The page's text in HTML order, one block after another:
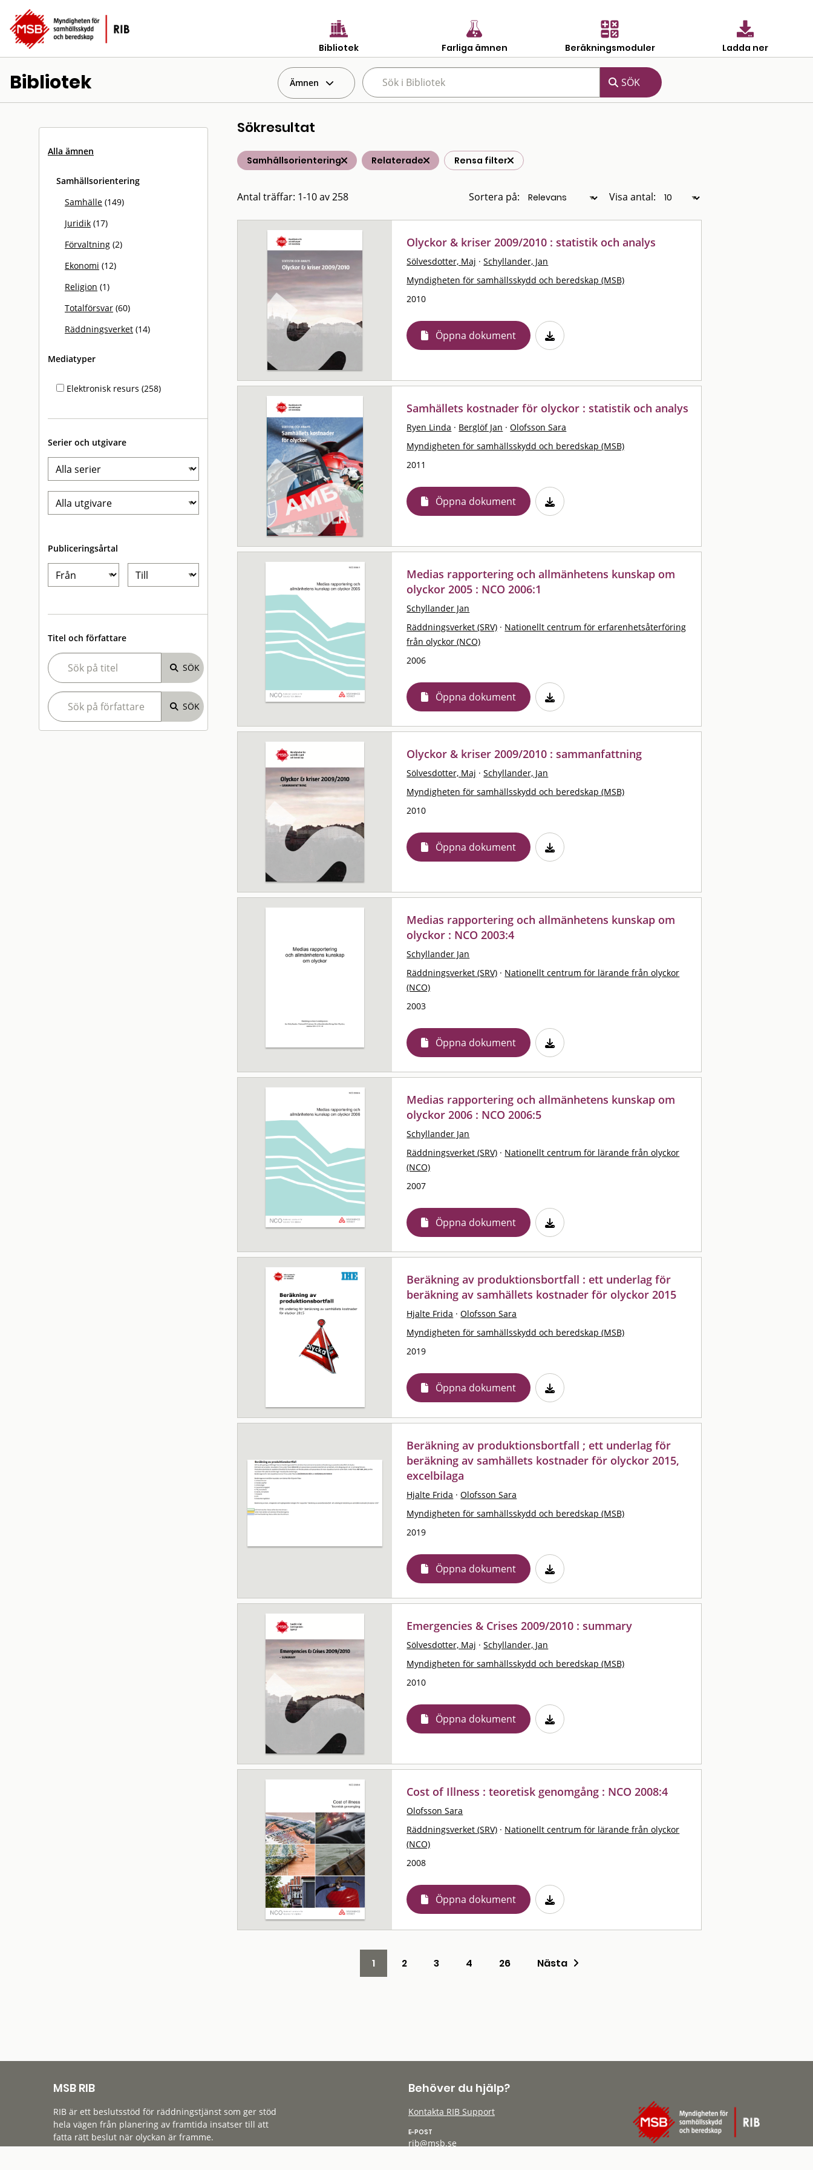
Bibliotek Farliga ämnen Beräkningsmoduler Ladda ner
Bibliotek Ämnen
Alla ämnen
Samhällsorientering
Samhälle (149)
Juridik (17)
Förvaltning (2)
Ekonomi (12)
Religion (1)
Totalförsvar (60)
Räddningsverket (14)
Mediatyper
Elektronisk resurs (258)
Serier och utgivare
Publiceringsårtal
Titel och författare
Sökresultat
Samhällsorientering Relaterade Rensa filter
Antal träffar: 1-10 av 258 Sortera på: Visa antal:
Olyckor & kriser 2009/2010 : statistik och analys
Sölvesdotter, Maj · Schyllander, Jan
Myndigheten för samhällsskydd och beredskap (MSB)
2010
Öppna dokument
Samhällets kostnader för olyckor : statistik och analys
Ryen Linda · Berglöf Jan · Olofsson Sara
Myndigheten för samhällsskydd och beredskap (MSB)
2011
Öppna dokument
Medias rapportering och allmänhetens kunskap om
olyckor 2005 : NCO 2006:1
Schyllander Jan
Räddningsverket (SRV) · Nationellt centrum för erfarenhetsåterföring
från olyckor (NCO)
2006
Öppna dokument
Olyckor & kriser 2009/2010 : sammanfattning
Sölvesdotter, Maj · Schyllander, Jan
Myndigheten för samhällsskydd och beredskap (MSB)
2010
Öppna dokument
Medias rapportering och allmänhetens kunskap om
olyckor : NCO 2003:4
Schyllander Jan
Räddningsverket (SRV) · Nationellt centrum för lärande från olyckor
(NCO)
2003
Öppna dokument
Medias rapportering och allmänhetens kunskap om
olyckor 2006 : NCO 2006:5
Schyllander Jan
Räddningsverket (SRV) · Nationellt centrum för lärande från olyckor
(NCO)
2007
Öppna dokument
Beräkning av produktionsbortfall : ett underlag för
beräkning av samhällets kostnader för olyckor 2015
Hjalte Frida · Olofsson Sara
Myndigheten för samhällsskydd och beredskap (MSB)
2019
Öppna dokument
Beräkning av produktionsbortfall ; ett underlag för
beräkning av samhällets kostnader för olyckor 2015,
excelbilaga
Hjalte Frida · Olofsson Sara
Myndigheten för samhällsskydd och beredskap (MSB)
2019
Öppna dokument
Emergencies & Crises 2009/2010 : summary
Sölvesdotter, Maj · Schyllander, Jan
Myndigheten för samhällsskydd och beredskap (MSB)
2010
Öppna dokument
Cost of Illness : teoretisk genomgång : NCO 2008:4
Olofsson Sara
Räddningsverket (SRV) · Nationellt centrum för lärande från olyckor
(NCO)
2008
Öppna dokument
1 2 3 4 26 Nästa
MSB RIB
RIB är ett beslutsstöd för räddningstjänst som ger stöd
hela vägen från planering av framtida insatser till att
fatta rätt beslut när olyckan är framme.
Behöver du hjälp?
Kontakta RIB Support
E-POST
rib@msb.se